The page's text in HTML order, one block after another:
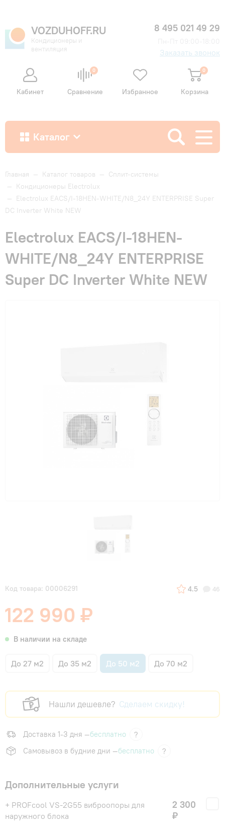
VOZDUHOFF.RU
Кондиционеры и
вентиляция
8 495 021 49 29
Заказать звонок
Кабинет
0
Сравнение Избранное
0
Корзина
Каталог
Как купить
Доставка и оплата
Гарантия и сервис
Монтаж
Главная — Каталог товаров — Сплит-системы
— Кондиционеры Electrolux
— Electrolux EACS/I-18HEN-WHITE/N8_24Y ENTERPRISE Super
DC Inverter White NEW
Electrolux EACS/I-18HEN-
WHITE/N8_24Y ENTERPRISE
Super DC Inverter White NEW
Код товара: 00006291 4.5 46
122 990 ₽
В наличии на складе
До 27 м2 До 35 м2 До 50 м2 До 70 м2
Нашли дешевле? Сделаем скидку!
Доставка 1-3 дня —бесплатно
?
Самовывоз в будние дни —бесплатно ?
Дополнительные услуги
+ PROFcool VS-2G55 виброопоры для
наружного блока
2 300
₽